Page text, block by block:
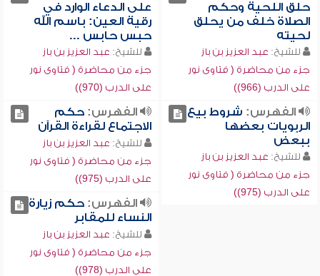
حلق اللحية وحكم
الصلاة خلف من يحلق
لحيته
للشيخ: عبد العزيز بن باز
جزء من محاضرة ( فتاوى نور
على الدرب (966))
على الدعاء الوارد في
رقية العين: باسم الله
حبس حابس ...
للشيخ: عبد العزيز بن باز
جزء من محاضرة ( فتاوى نور
على الدرب (970))
الفهرس: شروط بيع
الربويات بعضها
ببعض
للشيخ: عبد العزيز بن باز
جزء من محاضرة ( فتاوى نور
على الدرب (975))
الفهرس:حكم
الاجتماع لقراءة القرآن
للشيخ: عبد العزيز بن باز
جزء من محاضرة ( فتاوى نور
على الدرب (975))
الفهرس:حكم زيارة
النساء للمقابر
للشيخ: عبد العزيز بن باز
جزء من محاضرة ( فتاوى نور
على الدرب (978))